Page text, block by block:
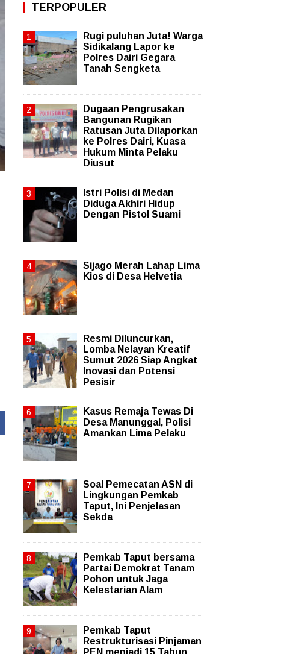
TERPOPULER
Rugi puluhan Juta! Warga
Sidikalang Lapor ke
Polres Dairi Gegara
Tanah Sengketa
Dugaan Pengrusakan
Bangunan Rugikan
Ratusan Juta Dilaporkan
ke Polres Dairi, Kuasa
Hukum Minta Pelaku
Diusut
Istri Polisi di Medan
Diduga Akhiri Hidup
Dengan Pistol Suami
Sijago Merah Lahap Lima
Kios di Desa Helvetia
Resmi Diluncurkan,
Lomba Nelayan Kreatif
Sumut 2026 Siap Angkat
Inovasi dan Potensi
Pesisir
Kasus Remaja Tewas Di
Desa Manunggal, Polisi
Amankan Lima Pelaku
Soal Pemecatan ASN di
Lingkungan Pemkab
Taput, Ini Penjelasan
Sekda
Pemkab Taput bersama
Partai Demokrat Tanam
Pohon untuk Jaga
Kelestarian Alam
Pemkab Taput
Restrukturisasi Pinjaman
PEN menjadi 15 Tahun‎